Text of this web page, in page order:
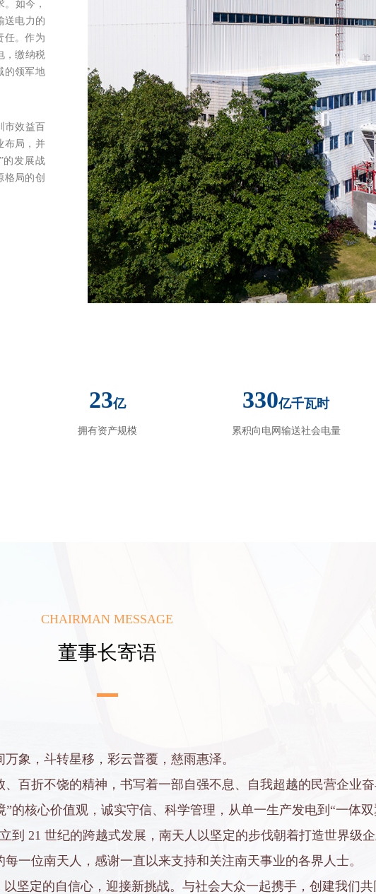
如今，
送电力的
任。作为
，缴纳税
的领军地
效益百
布局，并
的发展战
格局的创
23亿
拥有资产规模
330亿千瓦时
累积向电网输送社会电量
CHAIRMAN MESSAGE
董事长寄语
万象，斗转星移，彩云普覆，慈雨惠泽。
百折不饶的精神，书写着一部自强不息、自我超越的民营企业奋
的核心价值观，诚实守信、科学管理，从单一生产发电到“一体双
到 21 世纪的跨越式发展，南天人以坚定的步伐朝着打造世界级企
一位南天人，感谢一直以来支持和关注南天事业的各界人士。
坚定的自信心，迎接新挑战。与社会大众一起携手，创建我们共